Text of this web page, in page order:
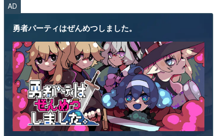
AD
勇者パーティはぜんめつしました。